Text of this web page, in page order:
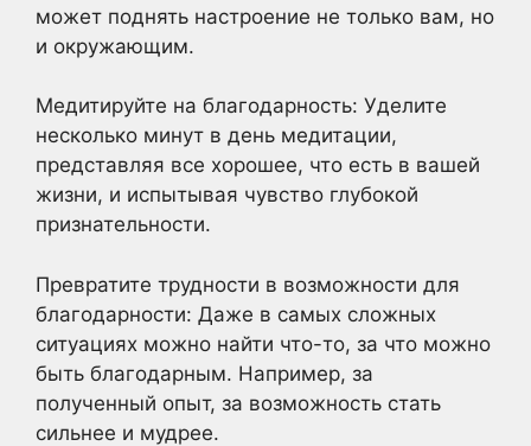
может поднять настроение не только вам, но
и окружающим.
Медитируйте на благодарность: Уделите
несколько минут в день медитации,
представляя все хорошее, что есть в вашей
жизни, и испытывая чувство глубокой
признательности.
Превратите трудности в возможности для
благодарности: Даже в самых сложных
ситуациях можно найти что-то, за что можно
быть благодарным. Например, за
полученный опыт, за возможность стать
сильнее и мудрее.